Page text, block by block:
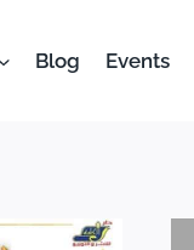
Blog Events